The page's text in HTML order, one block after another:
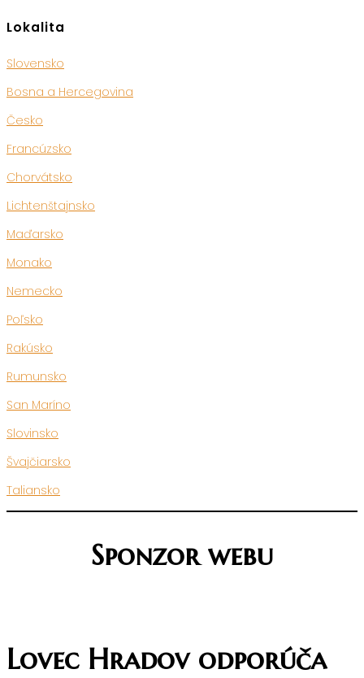
Lokalita
Slovensko
Bosna a Hercegovina
Česko
Francúzsko
Chorvátsko
Lichtenštajnsko
Maďarsko
Monako
Nemecko
Poľsko
Rakúsko
Rumunsko
San Maríno
Slovinsko
Švajčiarsko
Taliansko
Sponzor webu
Lovec Hradov odporúča